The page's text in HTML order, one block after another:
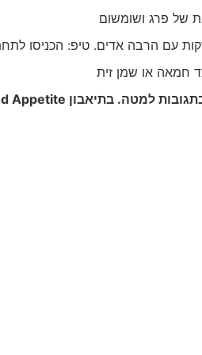
של פרג ושומשום
חמאה או שמן זית
למטה. בתיאבון Appetite